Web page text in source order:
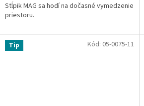
z
5
Stĺpik MAG sa hodí na dočasné vymedzenie
priestoru.
Tip Kód: 05-0075-11